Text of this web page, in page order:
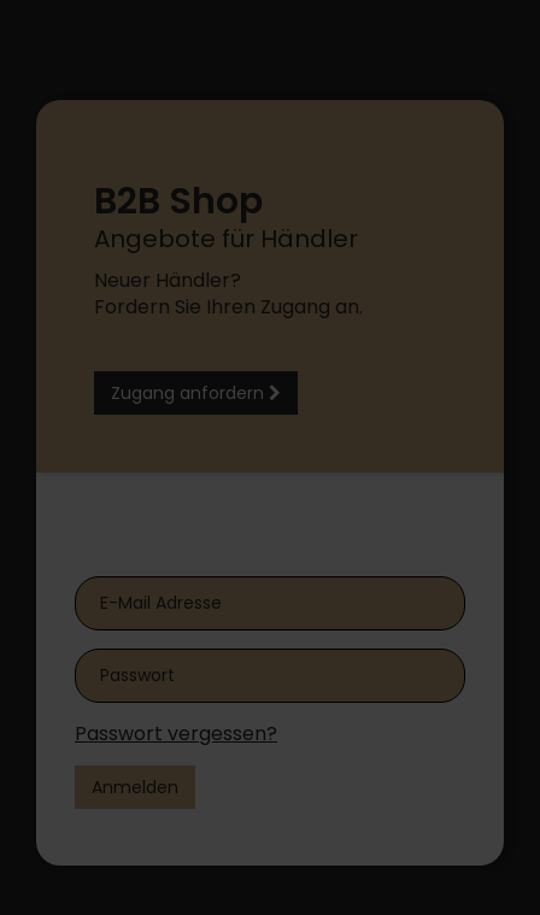
B2B Shop
Angebote für Händler
Neuer Händler?
Fordern Sie Ihren Zugang an.
Zugang anfordern
Passwort vergessen?
Anmelden